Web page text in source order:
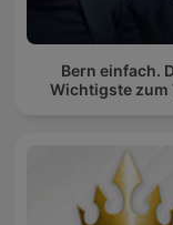
Bern einfach.
Wichtigste zum